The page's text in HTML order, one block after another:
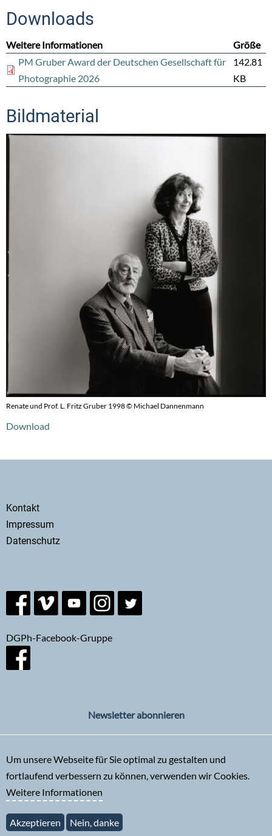
Downloads
Weitere Informationen
Größe
PM Gruber Award der Deutschen Gesellschaft für
Photographie 2026
142.81
KB
Bildmaterial
Renate und Prof. L. Fritz Gruber 1998 © Michael Dannenmann
Download
Secondary
menu
Kontakt
Impressum
Datenschutz
DGPh-Facebook-Gruppe
Newsletter abonnieren
Um unsere Webseite für Sie optimal zu gestalten und
fortlaufend verbessern zu können, verwenden wir Cookies.
Weitere Informationen
Akzeptieren Nein, danke